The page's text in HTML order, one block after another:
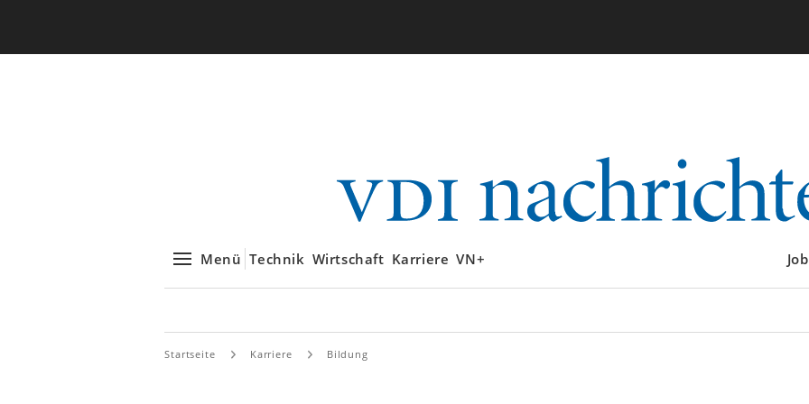
Menü Technik Wirtschaft Karriere VN+
Startseite Karriere Bildung